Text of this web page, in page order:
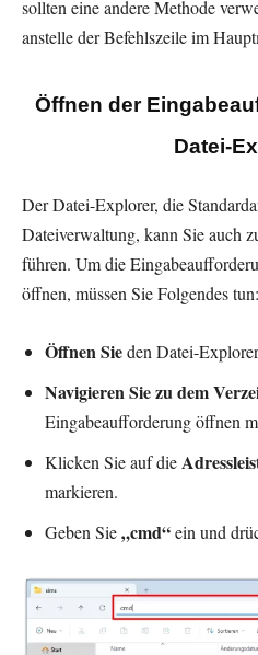
sollten eine andere Methode
anstelle der Befehlszeile im
Öffnen der
Datei-
Der Datei-Explorer, die
Dateiverwaltung, kann Sie auch
führen. Um die
öffnen, müssen Sie Folgendes tun:
Öffnen Sieden Datei-
Navigieren Sie zu dem
Eingabeaufforderung öffnen
Klicken Sie auf die
markieren.
Geben Sie„cmd“ein und